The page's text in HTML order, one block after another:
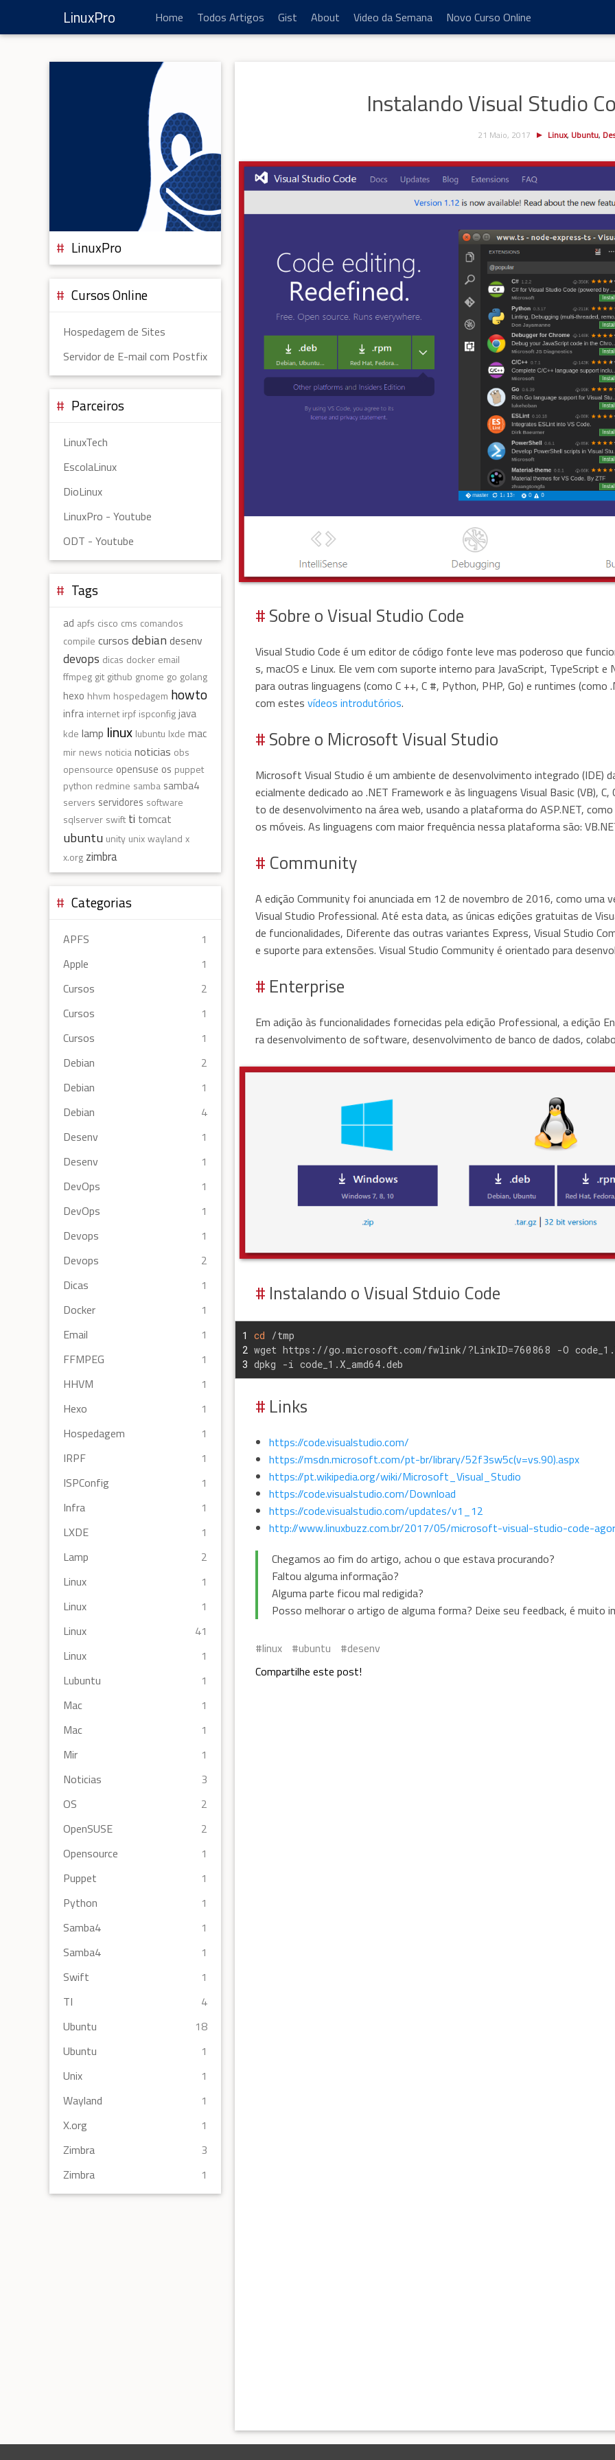
LinuxPro Home Todos Artigos Gist About Video da Semana Novo Curso Online
LinuxPro
Cursos Online
Hospedagem de Sites
Servidor de E-mail com Postfix
Parceiros
LinuxTech
EscolaLinux
DioLinux
LinuxPro - Youtube
ODT - Youtube
Tags
ad apfs cisco cms comandos
compile cursos debian desenv
devops dicas docker email
ffmpeg git github gnome go golang
hexo hhvm hospedagem howto
infra internet irpf ispconfigjava
kde lamp linux lubuntu lxde mac
mir news noticianoticias obs
opensource opensuse os puppet
python redmine samba samba4
servers servidores software
sqlserver swift ti tomcat
ubuntu unity unixwayland x
x.org zimbra
Categorias
APFS
1
Apple
1
Cursos
2
Cursos
1
Cursos
1
Debian
2
Debian
1
Debian
4
Desenv
1
Desenv
1
DevOps
1
DevOps
1
Devops
1
Devops
2
Dicas
1
Docker
1
Email
1
FFMPEG
1
HHVM
1
Hexo
1
Hospedagem
1
IRPF
1
ISPConfig
1
Infra
1
LXDE
1
Lamp
2
Linux
1
Linux
1
Linux
41
Linux
1
Lubuntu
1
Mac
1
Mac
1
Mir
1
Noticias
3
OS
2
OpenSUSE
2
Opensource
1
Puppet
1
Python
1
Samba4
1
Samba4
1
Swift
1
TI
4
Ubuntu
18
Ubuntu
1
Unix
1
Wayland
1
X.org
1
Zimbra
3
Zimbra
1
Instalando Visual Studio
21 Maio, 2017 Linux, Ubuntu,
Sobre o Visual Studio Code
Visual Studio Code é um editor de código fonte leve mas poderoso que
s, macOS e Linux. Ele vem com suporte interno para JavaScript, TypeScript
para outras linguagens (como C ++, C #, Python, PHP, Go) e runtimes (como
com estes vídeos introdutórios.
Sobre o Microsoft Visual Studio
Microsoft Visual Studio é um ambiente de desenvolvimento integrado
ecialmente dedicado ao .NET Framework e às linguagens Visual Basic (VB), C,
to de desenvolvimento na área web, usando a plataforma do ASP.NET,
os móveis. As linguagens com maior frequência nessa plataforma são:
Community
A edição Community foi anunciada em 12 de novembro de 2016, como uma
Visual Studio Professional. Até esta data, as únicas edições gratuitas de
de funcionalidades, Diferente das outras variantes Express, Visual Studio
e suporte para extensões. Visual Studio Community é orientado para
Enterprise
Em adição às funcionalidades fornecidas pela edição Professional, a edição
ra desenvolvimento de software, desenvolvimento de banco de dados,
Instalando o Visual Stduio Code
1
2
3
cd /tmp
wget https://go.microsoft.com/fwlink/?LinkID=760868 -O
dpkg -i code_1.X_amd64.deb
Links
https://code.visualstudio.com/
https://msdn.microsoft.com/pt-br/library/52f3sw5c(v=vs.90).aspx
https://pt.wikipedia.org/wiki/Microsoft_Visual_Studio
https://code.visualstudio.com/Download
https://code.visualstudio.com/updates/v1_12
http://www.linuxbuzz.com.br/2017/05/microsoft-visual-studio-code-
Chegamos ao fim do artigo, achou o que estava procurando?
Faltou alguma informação?
Alguma parte ficou mal redigida?
Posso melhorar o artigo de alguma forma? Deixe seu feedback, é muito
linux ubuntu
desenv
Compartilhe este post!